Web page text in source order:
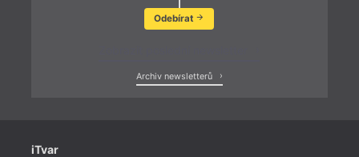
Odebírat
Archiv newsletterů
iTvar